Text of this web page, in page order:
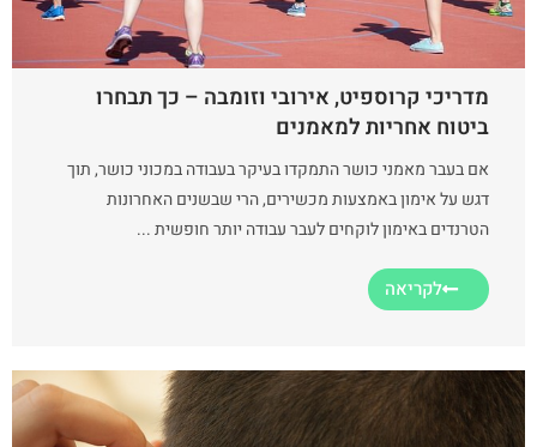
מדריכי קרוספיט, אירובי וזומבה – כך תבחרו
ביטוח אחריות למאמנים
אם בעבר מאמני כושר התמקדו בעיקר בעבודה במכוני כושר, תוך
דגש על אימון באמצעות מכשירים, הרי שבשנים האחרונות
הטרנדים באימון לוקחים לעבר עבודה יותר חופשית ...
לקריאה